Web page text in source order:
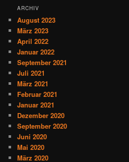
ARCHIV
August 2023
März 2023
April 2022
Januar 2022
September 2021
Juli 2021
März 2021
Februar 2021
Januar 2021
Dezember 2020
September 2020
Juni 2020
Mai 2020
März 2020